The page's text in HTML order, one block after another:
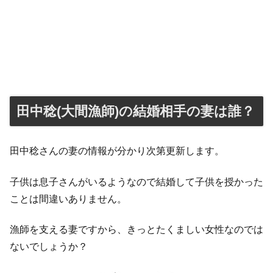
田中稔(大間漁師)の結婚相手の妻は誰？
田中稔さんの妻の情報が分かり次第更新します。
子供は息子さんがいるようなので結婚して子供を授かった
ことは間違いありません。
漁師を支える妻ですから、きっとたくましい女性なのでは
ないでしょうか？